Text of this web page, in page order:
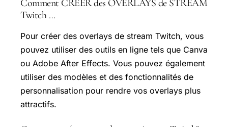
Comment CREER des OVERLAYS de STREAM
Twitch …
Pour créer des overlays de stream Twitch, vous
pouvez utiliser des outils en ligne tels que Canva
ou Adobe After Effects. Vous pouvez également
utiliser des modèles et des fonctionnalités de
personnalisation pour rendre vos overlays plus
attractifs.